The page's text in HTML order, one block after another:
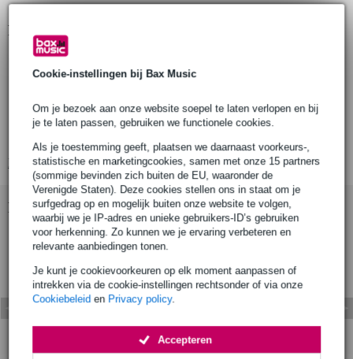
Cookie-instellingen bij Bax Music
Om je bezoek aan onze website soepel te laten verlopen en bij
je te laten passen, gebruiken we functionele cookies.
Als je toestemming geeft, plaatsen we daarnaast voorkeurs-,
statistische en marketingcookies, samen met onze 15 partners
(sommige bevinden zich buiten de EU, waaronder de
Verenigde Staten). Deze cookies stellen ons in staat om je
surfgedrag op en mogelijk buiten onze website te volgen,
waarbij we je IP-adres en unieke gebruikers-ID’s gebruiken
voor herkenning. Zo kunnen we je ervaring verbeteren en
relevante aanbiedingen tonen.
Je kunt je cookievoorkeuren op elk moment aanpassen of
intrekken via de cookie-instellingen rechtsonder of via onze
Cookiebeleid en Privacy policy.
Accepteren
Productinformatie
speciale editie Boss overdrive pedaal met nieuwe generatie geluid,
feel en respons
met analoge overdrives
krachtige real-time processing voor een scala aan rijke klanken met
Bekijk alle productspecificaties
Bekijk ook eens (2)